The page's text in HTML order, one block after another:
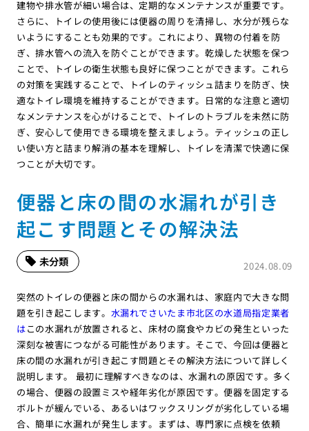
建物や排水管が細い場合は、定期的なメンテナンスが重要です。
さらに、トイレの使用後には便器の周りを清掃し、水分が残らな
いようにすることも効果的です。これにより、異物の付着を防
ぎ、排水管への流入を防ぐことができます。乾燥した状態を保つ
ことで、トイレの衛生状態も良好に保つことができます。これら
の対策を実践することで、トイレのティッシュ詰まりを防ぎ、快
適なトイレ環境を維持することができます。日常的な注意と適切
なメンテナンスを心がけることで、トイレのトラブルを未然に防
ぎ、安心して使用できる環境を整えましょう。ティッシュの正し
い使い方と詰まり解消の基本を理解し、トイレを清潔で快適に保
つことが大切です。
便器と床の間の水漏れが引き
起こす問題とその解決法
2024.08.09
未分類
突然のトイレの便器と床の間からの水漏れは、家庭内で大きな問
題を引き起こします。 水漏れでさいたま市北区の水道局指定業者
はこの水漏れが放置されると、床材の腐食やカビの発生といった
深刻な被害につながる可能性があります。そこで、今回は便器と
床の間の水漏れが引き起こす問題とその解決方法について詳しく
説明します。 最初に理解すべきなのは、水漏れの原因です。多く
の場合、便器の設置ミスや経年劣化が原因です。便器を固定する
ボルトが緩んでいる、あるいはワックスリングが劣化している場
合、簡単に水漏れが発生します。まずは、専門家に点検を依頼